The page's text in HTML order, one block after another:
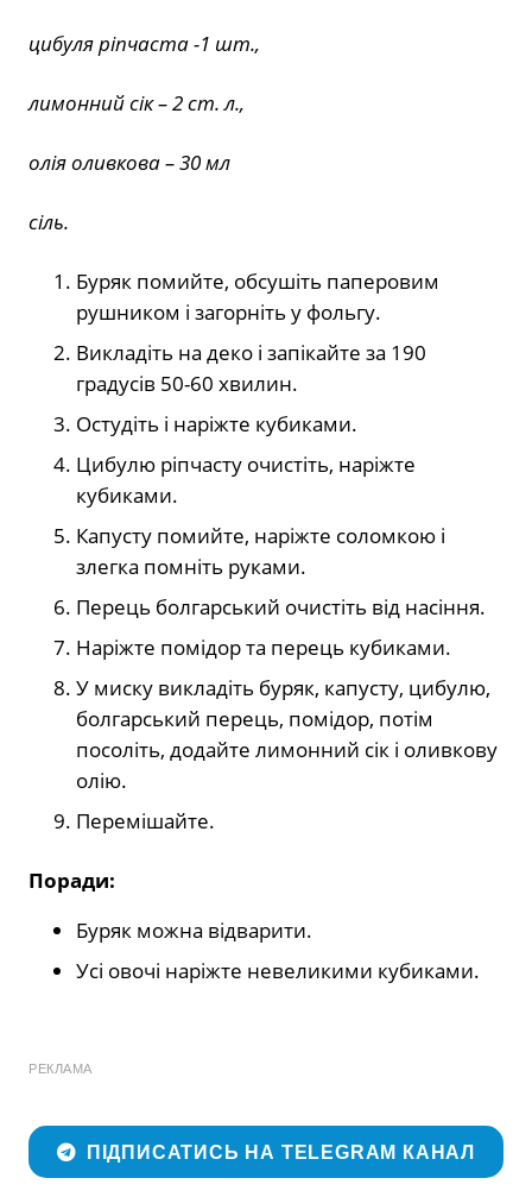
цибуля ріпчаста -1 шт.,
лимонний сік – 2 ст. л.,
олія оливкова – 30 мл
сіль.
Буряк помийте, обсушіть паперовим
рушником і загорніть у фольгу.
Викладіть на деко і запікайте за 190
градусів 50-60 хвилин.
Остудіть і наріжте кубиками.
Цибулю ріпчасту очистіть, наріжте
кубиками.
Капусту помийте, наріжте соломкою і
злегка помніть руками.
Перець болгарський очистіть від насіння.
Наріжте помідор та перець кубиками.
У миску викладіть буряк, капусту, цибулю,
болгарський перець, помідор, потім
посоліть, додайте лимонний сік і оливкову
олію.
Перемішайте.
Поради:
Буряк можна відварити.
Усі овочі наріжте невеликими кубиками.
РЕКЛАМА
ПІДПИСАТИСЬ НА TELEGRAM КАНАЛ